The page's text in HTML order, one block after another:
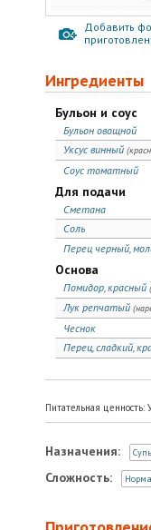
Добавить
Ингредиенты
Бульон и соус
Бульон овощной
Уксус винный
Соус томатный
Для подачи
Сметана
Соль
Перец черный,
Основа
Помидор, красный
Лук репчатый
Чеснок
Перец, сладкий,
Питательная ценность:
Назначения:
Сложность: